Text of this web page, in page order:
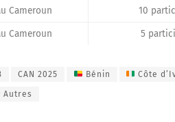
Cameroun
10
Cameroun 5
CAN 2025 Bénin Côte
Autres